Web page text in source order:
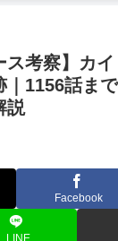
ス考察】カ
｜1156話ま
説
Facebook
LINE